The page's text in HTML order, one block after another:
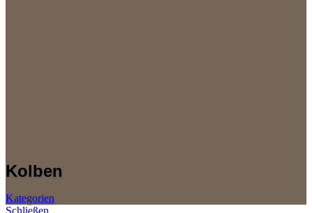
Kolben
Kategorien